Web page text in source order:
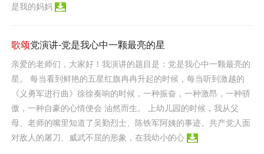
是我的妈妈
歌颂党演讲-党是我心中一颗最亮的星
亲爱的老师们，大家好！我演讲的题目是：党是我心中一颗最亮的
星。 每当看到鲜艳的五星红旗冉冉升起的时候，每当听到激越的
《义勇军进行曲》徐徐奏响的时候，一种振奋，一种激昂，一种骄
傲，一种自豪的心情便会 油然而生。 上幼儿园的时候，我从父
母、老师的嘴里知道了吴勤烈士、陈铁军阿姨的事迹。共产党人面
对敌人的屠刀、威武不屈的形象，在我幼小的心